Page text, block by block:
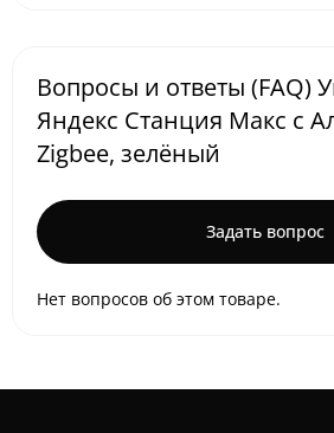
Вопросы и ответы (FAQ)
Яндекс Станция Макс c
Zigbee, зелёный
Задать вопрос
Нет вопросов об этом товаре.